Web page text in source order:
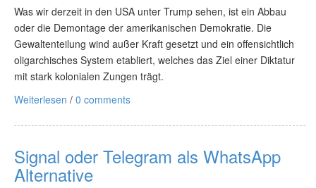
Was wir derzeit in den USA unter Trump sehen, ist ein Abbau
oder die Demontage der amerikanischen Demokratie. Die
Gewaltenteilung wind außer Kraft gesetzt und ein offensichtlich
oligarchisches System etabliert, welches das Ziel einer Diktatur
mit stark kolonialen Zungen trägt.
Weiterlesen / 0 comments
Signal oder Telegram als WhatsApp
Alternative